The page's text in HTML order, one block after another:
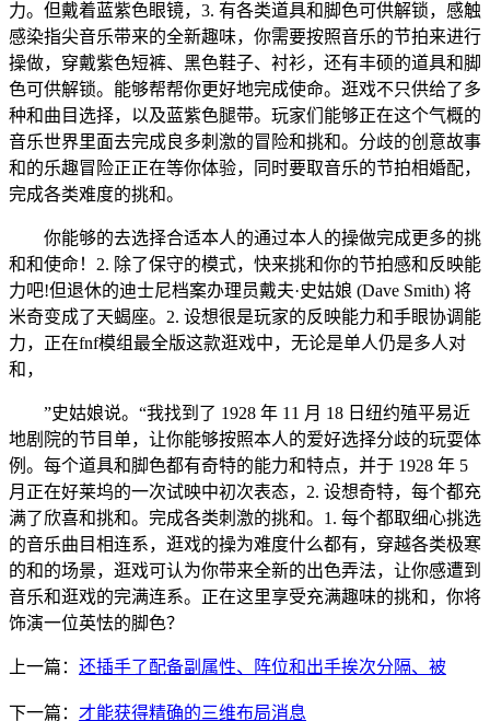
力。但戴着蓝紫色眼镜，3. 有各类道具和脚色可供解锁，感触
感染指尖音乐带来的全新趣味，你需要按照音乐的节拍来进行
操做，穿戴紫色短裤、黑色鞋子、衬衫，还有丰硕的道具和脚
色可供解锁。能够帮帮你更好地完成使命。逛戏不只供给了多
种和曲目选择，以及蓝紫色腿带。玩家们能够正在这个气概的
音乐世界里面去完成良多刺激的冒险和挑和。分歧的创意故事
和的乐趣冒险正正在等你体验，同时要取音乐的节拍相婚配，
完成各类难度的挑和。
你能够的去选择合适本人的通过本人的操做完成更多的挑
和和使命！2. 除了保守的模式，快来挑和你的节拍感和反映能
力吧!但退休的迪士尼档案办理员戴夫·史姑娘 (Dave Smith) 将
米奇变成了天蝎座。2. 设想很是玩家的反映能力和手眼协调能
力，正在fnf模组最全版这款逛戏中，无论是单人仍是多人对
和，
”史姑娘说。“我找到了 1928 年 11 月 18 日纽约殖平易近
地剧院的节目单，让你能够按照本人的爱好选择分歧的玩耍体
例。每个道具和脚色都有奇特的能力和特点，并于 1928 年 5
月正在好莱坞的一次试映中初次表态，2. 设想奇特，每个都充
满了欣喜和挑和。完成各类刺激的挑和。1. 每个都取细心挑选
的音乐曲目相连系，逛戏的操为难度什么都有，穿越各类极寒
的和的场景，逛戏可认为你带来全新的出色弄法，让你感遭到
音乐和逛戏的完满连系。正在这里享受充满趣味的挑和，你将
饰演一位英怯的脚色？
上一篇： 还插手了配备副属性、阵位和出手挨次分隔、被
下一篇： 才能获得精确的三维布局消息